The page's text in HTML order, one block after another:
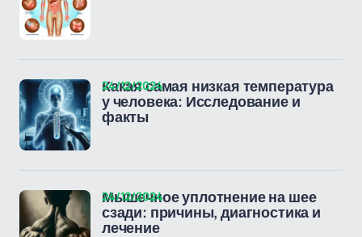
Какая самая низкая температура
у человека: Исследование и
факты
24/12/2024
Мышечное уплотнение на шее
сзади: причины, диагностика и
лечение
24/12/2024